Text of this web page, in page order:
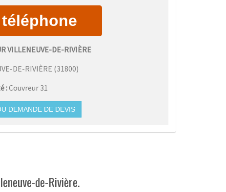
VILLENEUVE-DE-RIVIÈRE
DE-RIVIÈRE (31800)
:Couvreur 31
DEMANDE DE DEVIS
de-Rivière.